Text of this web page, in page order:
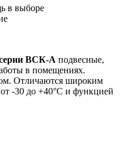
в выборе
ВСК-А подвесные,
в помещениях.
Отличаются широким
-30 до +40°С и функцией